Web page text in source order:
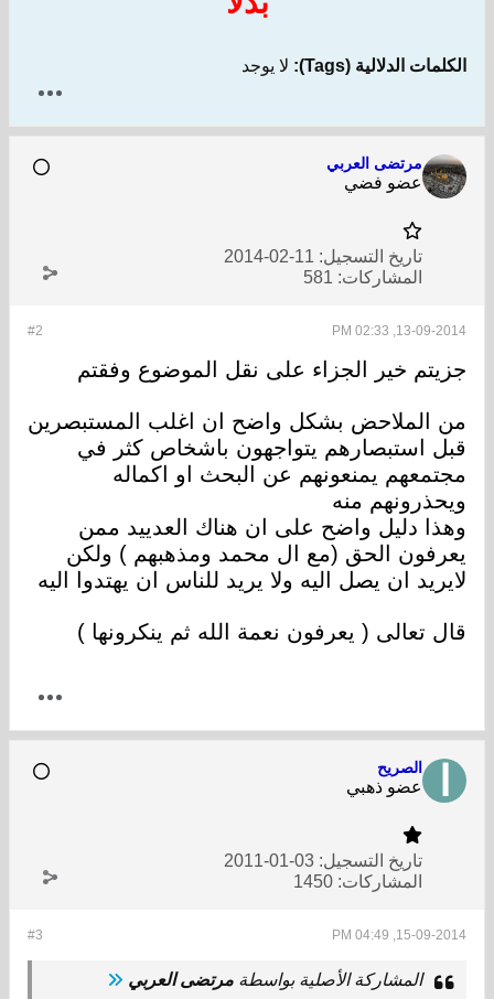
الكلمات الدلالية (Tags): لا يوجد
مرتضى العربي
عضو فضي
تاريخ التسجيل: 11-02-2014
المشاركات: 581
#2 13-09-2014, 02:33 PM
جزيتم خير الجزاء على نقل الموضوع وفقتم
من الملاحض بشكل واضح ان اغلب المستبصرين
قبل استبصارهم يتواجهون باشخاص كثر في
مجتمعهم يمنعونهم عن البحث او اكماله
ويحذرونهم منه
وهذا دليل واضح على ان هناك العدييد ممن
يعرفون الحق (مع ال محمد ومذهبهم ) ولكن
لايريد ان يصل اليه ولا يريد للناس ان يهتدوا اليه
قال تعالى ( يعرفون نعمة الله ثم ينكرونها )
الصريح
عضو ذهبي
تاريخ التسجيل: 03-01-2011
المشاركات: 1450
#3 15-09-2014, 04:49 PM
المشاركة الأصلية بواسطة مرتضى العربي